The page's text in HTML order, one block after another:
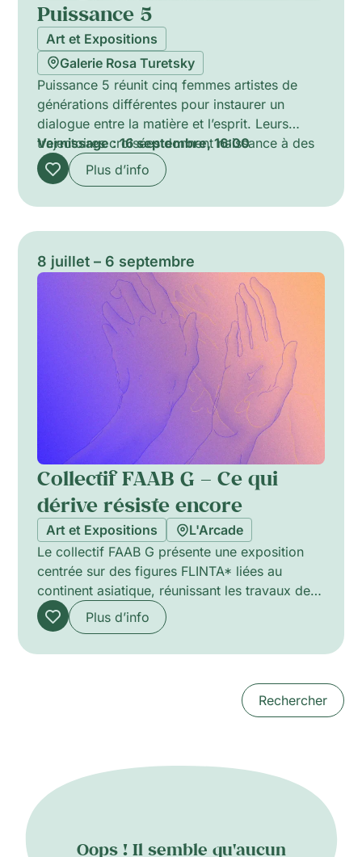
Puissance 5
Art et Expositions
Galerie Rosa Turetsky
Puissance 5 réunit cinq femmes artistes de
générations différentes pour instaurer un
dialogue entre la matière et l’esprit. Leurs
trajectoires croisées donnent naissance à des
œuvres où la gravité, le métal, le crayon et
des références cosmiques deviennent des
poétique pour interroger la matérialité, la
perception et la force continue de la création
Vernissage : 16 septembre, 16:00
Plus d’info
8 juillet – 6 septembre
Collectif FAAB G – Ce qui
dérive résiste encore
Art et Expositions
L'Arcade
Le collectif FAAB G présente une exposition
centrée sur des figures FLINTA* liées au
continent asiatique, réunissant les travaux de
Jeanne Tara, Juli Sando, Sayaka Mizuno,
Camille Farrah Buhler, Anaïs Nariman Aïk,
pratiques mixtes, le projet interroge les récits
dominants qui invisibilisent ou simplifient
l’exposition explore des formes de résistance
politiques, historiques et intimes.
Plus d’info
Rechercher
Oops ! Il semble qu'aucun